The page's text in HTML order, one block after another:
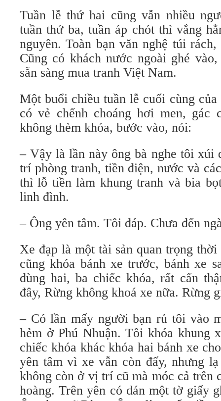
Tuần lễ thứ hai cũng vẫn nhiều
tuần thứ ba, tuần áp chót thì vắng
nguyên. Toàn bạn văn nghệ túi
Cũng có khách nước ngoài ghé
sẵn sàng mua tranh Việt Nam.
Một buổi chiều tuần lễ cuối cùng
có vẻ chếnh choáng hơi men, gác
không thèm khóa, bước vào, nói:
– Vậy là lần này ông bà nghe tôi xúi
trí phòng tranh, tiền điện, nước và
thì lỗ tiền làm khung tranh và bia
linh đình.
– Ông yên tâm. Tôi đáp. Chưa đến
Xe đạp là một tài sản quan trọng
cũng khóa bánh xe trước, bánh xe
dùng hai, ba chiếc khóa, rất cẩn
đây, Rừng không khoá xe nữa. Rừng
– Có lần mấy người bạn rủ tôi vào
hẻm ở Phú Nhuận. Tôi khóa khung
chiếc khóa khác khóa hai bánh xe
yên tâm vì xe vẫn còn đấy, nhưng
không còn ở vị trí cũ mà móc cả trên
hoàng. Trên yên có dán một tờ giấy